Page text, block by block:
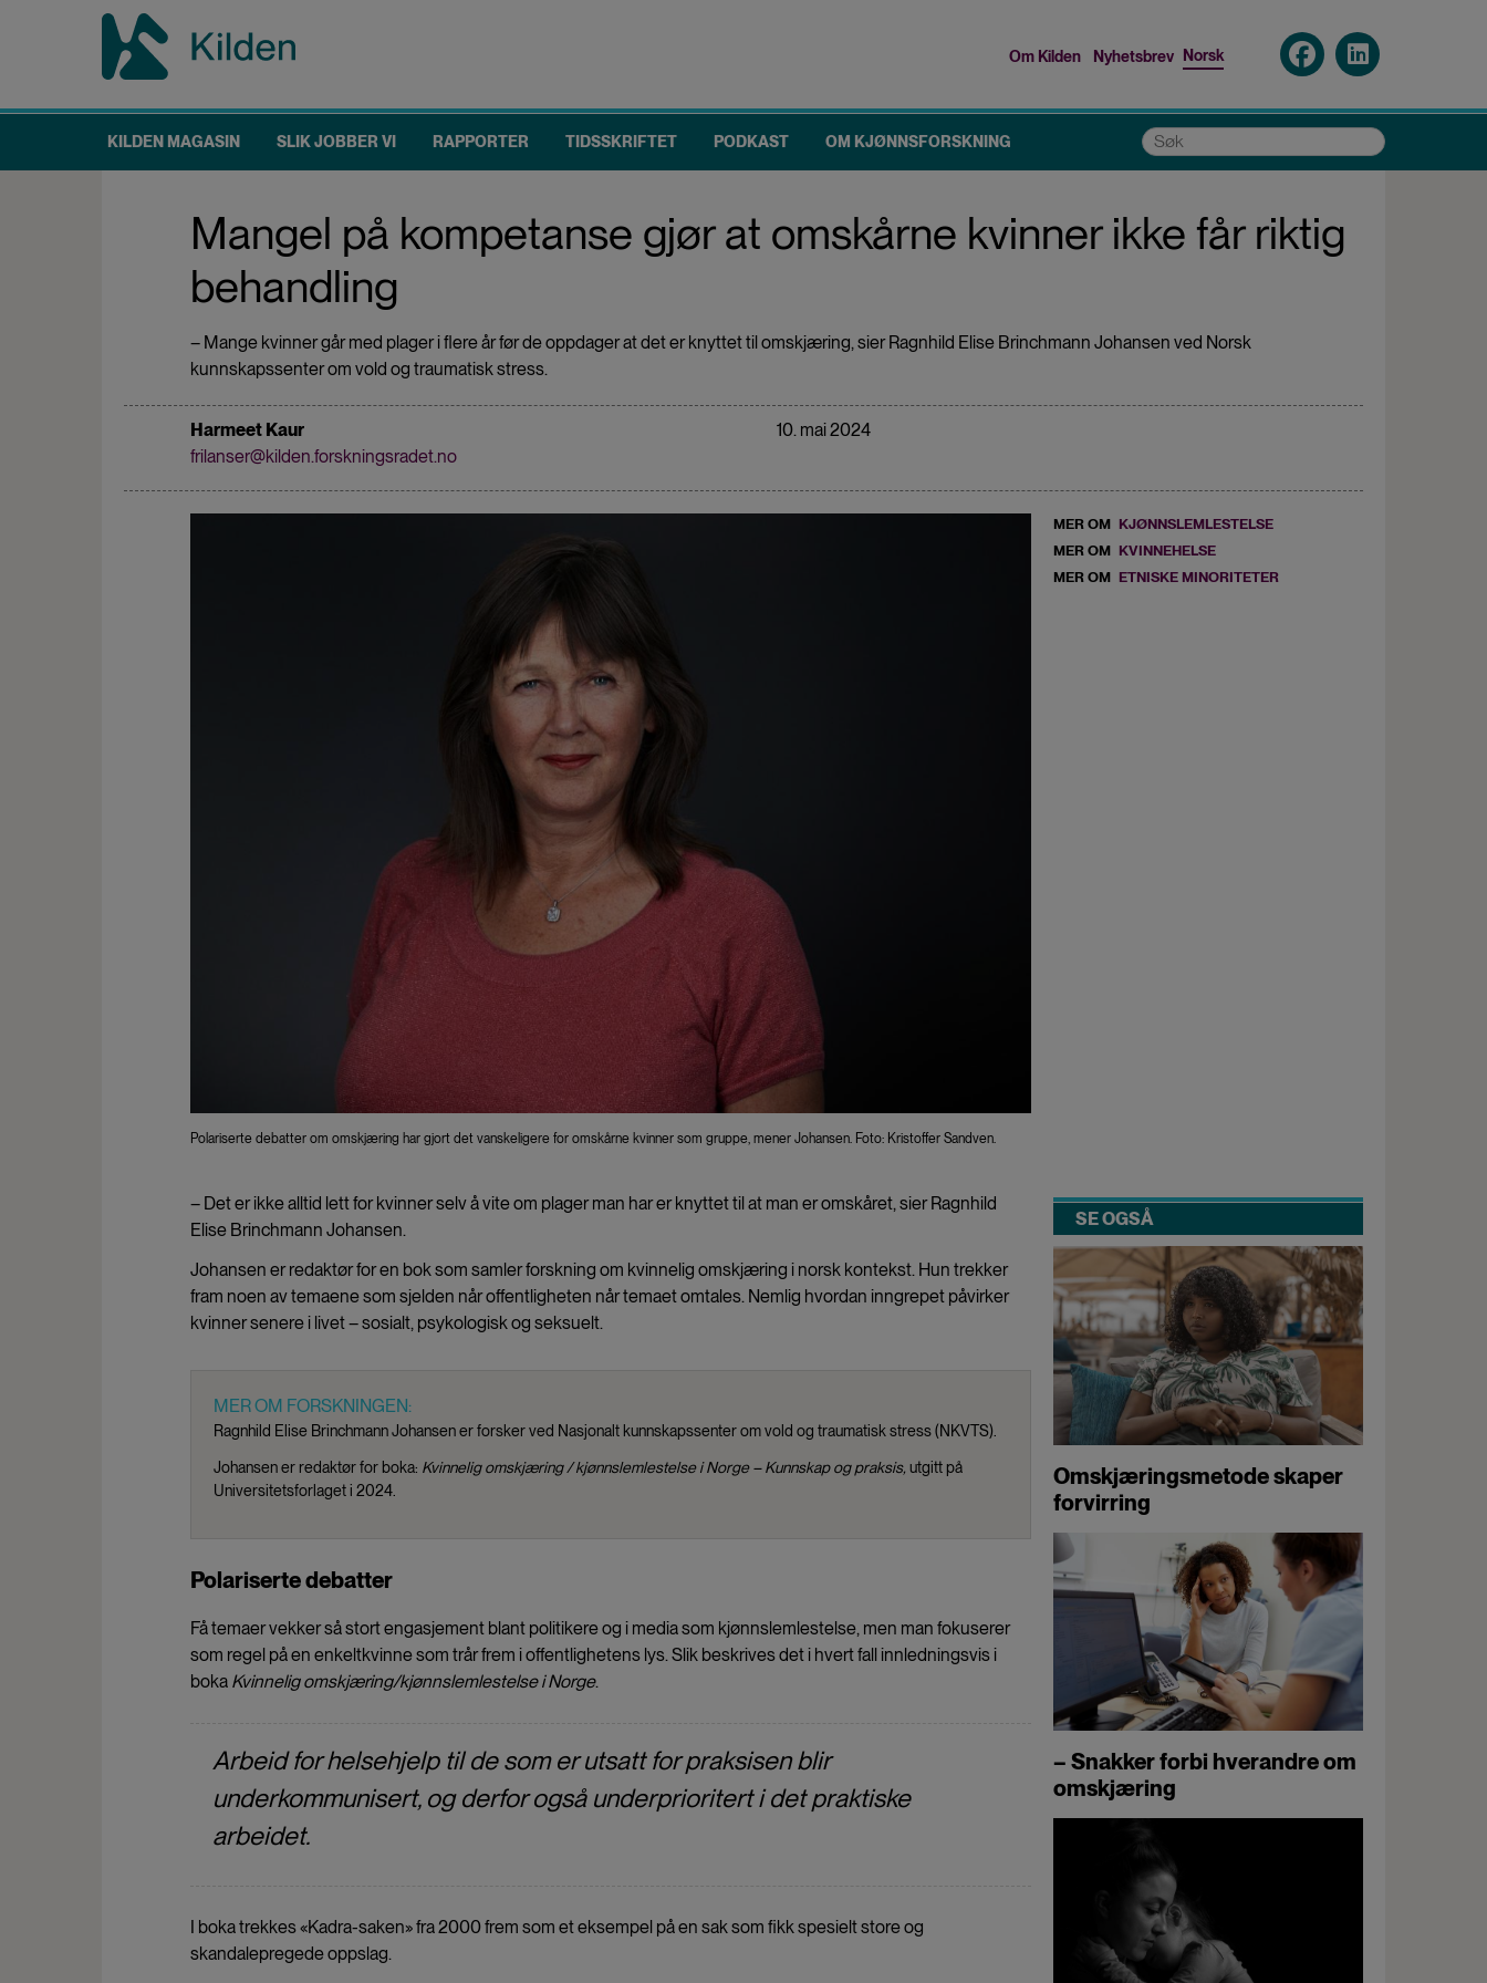
menu
Om Kilden Nyhetsbrev Norsk
Main
navigation
KILDEN MAGASIN SLIK JOBBER VI RAPPORTER TIDSSKRIFTET PODKAST OM KJØNNSFORSKNING Søk
Mangel på kompetanse gjør at omskårne kvinner ikke får riktig
behandling
– Mange kvinner går med plager i flere år før de oppdager at det er knyttet til omskjæring, sier Ragnhild Elise Brinchmann Johansen ved Norsk
kunnskapssenter om vold og traumatisk stress.
Harmeet Kaur
frilanser@kilden.forskningsradet.no
10. mai 2024
Polariserte debatter om omskjæring har gjort det vanskeligere for omskårne kvinner som gruppe, mener Johansen. Foto: Kristoffer Sandven.
MER OM KJØNNSLEMLESTELSE
MER OM KVINNEHELSE
MER OM ETNISKE MINORITETER
– Det er ikke alltid lett for kvinner selv å vite om plager man har er knyttet til at man er omskåret, sier Ragnhild
Elise Brinchmann Johansen.
Johansen er redaktør for en bok som samler forskning om kvinnelig omskjæring i norsk kontekst. Hun trekker
fram noen av temaene som sjelden når offentligheten når temaet omtales. Nemlig hvordan inngrepet påvirker
kvinner senere i livet – sosialt, psykologisk og seksuelt.
MER OM FORSKNINGEN:
Ragnhild Elise Brinchmann Johansen er forsker ved Nasjonalt kunnskapssenter om vold og traumatisk stress (NKVTS).
Johansen er redaktør for boka: Kvinnelig omskjæring / kjønnslemlestelse i Norge – Kunnskap og praksis, utgitt på
Universitetsforlaget i 2024.
Polariserte debatter
Få temaer vekker så stort engasjement blant politikere og i media som kjønnslemlestelse, men man fokuserer
som regel på en enkeltkvinne som trår frem i offentlighetens lys. Slik beskrives det i hvert fall innledningsvis i
boka Kvinnelig omskjæring/kjønnslemlestelse i Norge.
Arbeid for helsehjelp til de som er utsatt for praksisen blir
underkommunisert, og derfor også underprioritert i det praktiske
arbeidet.
I boka trekkes «Kadra-saken» fra 2000 frem som et eksempel på en sak som fikk spesielt store og
skandalepregede oppslag.
SE OGSÅ
Omskjæringsmetode skaper
forvirring
– Snakker forbi hverandre om
omskjæring